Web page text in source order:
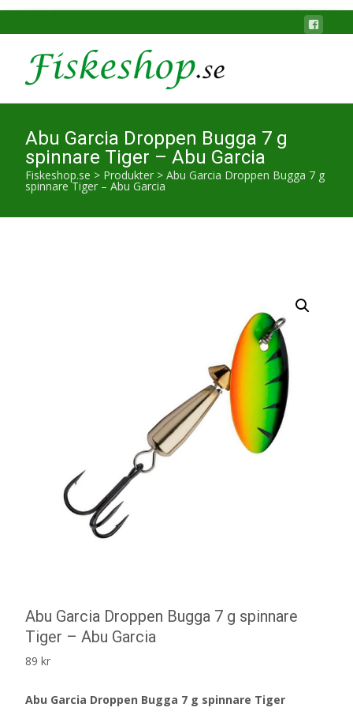
Abu Garcia Droppen Bugga 7 g
spinnare Tiger – Abu Garcia
Fiskeshop.se > Produkter > Abu Garcia Droppen Bugga 7 g
spinnare Tiger – Abu Garcia
Abu Garcia Droppen Bugga 7 g spinnare
Tiger – Abu Garcia
89 kr
Abu Garcia Droppen Bugga 7 g spinnare Tiger